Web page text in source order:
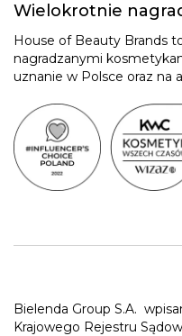
Wielokrotnie
House of Beauty Brands
nagradzanymi
uznanie w Polsce oraz na
Bielenda Group S.A.
Krajowego Rejestru